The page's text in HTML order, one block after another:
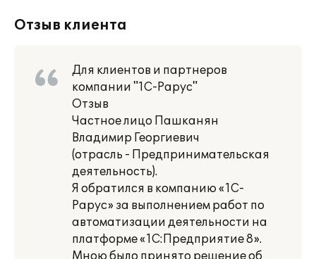
Отзыв клиента
Для клиентов и партнеров
компании "1С-Рарус"
Отзыв
Частное лицо Пашканян
Владимир Георгиевич
(отрасль - Предпринимательская
деятельность).
Я обратился в компанию «1С-
Рарус» за выполнением работ по
автоматизации деятельности на
платформе «1С:Предприятие 8».
Мною было принято решение об